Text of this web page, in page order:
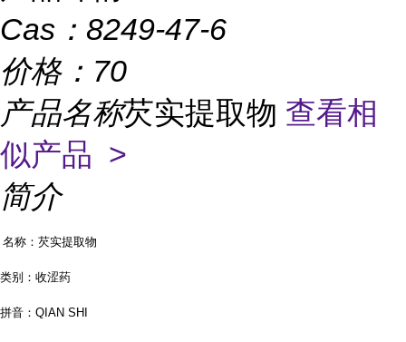
Cas： 8249-47-6
价格： 70
产品名称芡实提取物 查看相
似产品 >
简介
名称：芡实提取物
类别：收涩药
拼音： QIAN SHI